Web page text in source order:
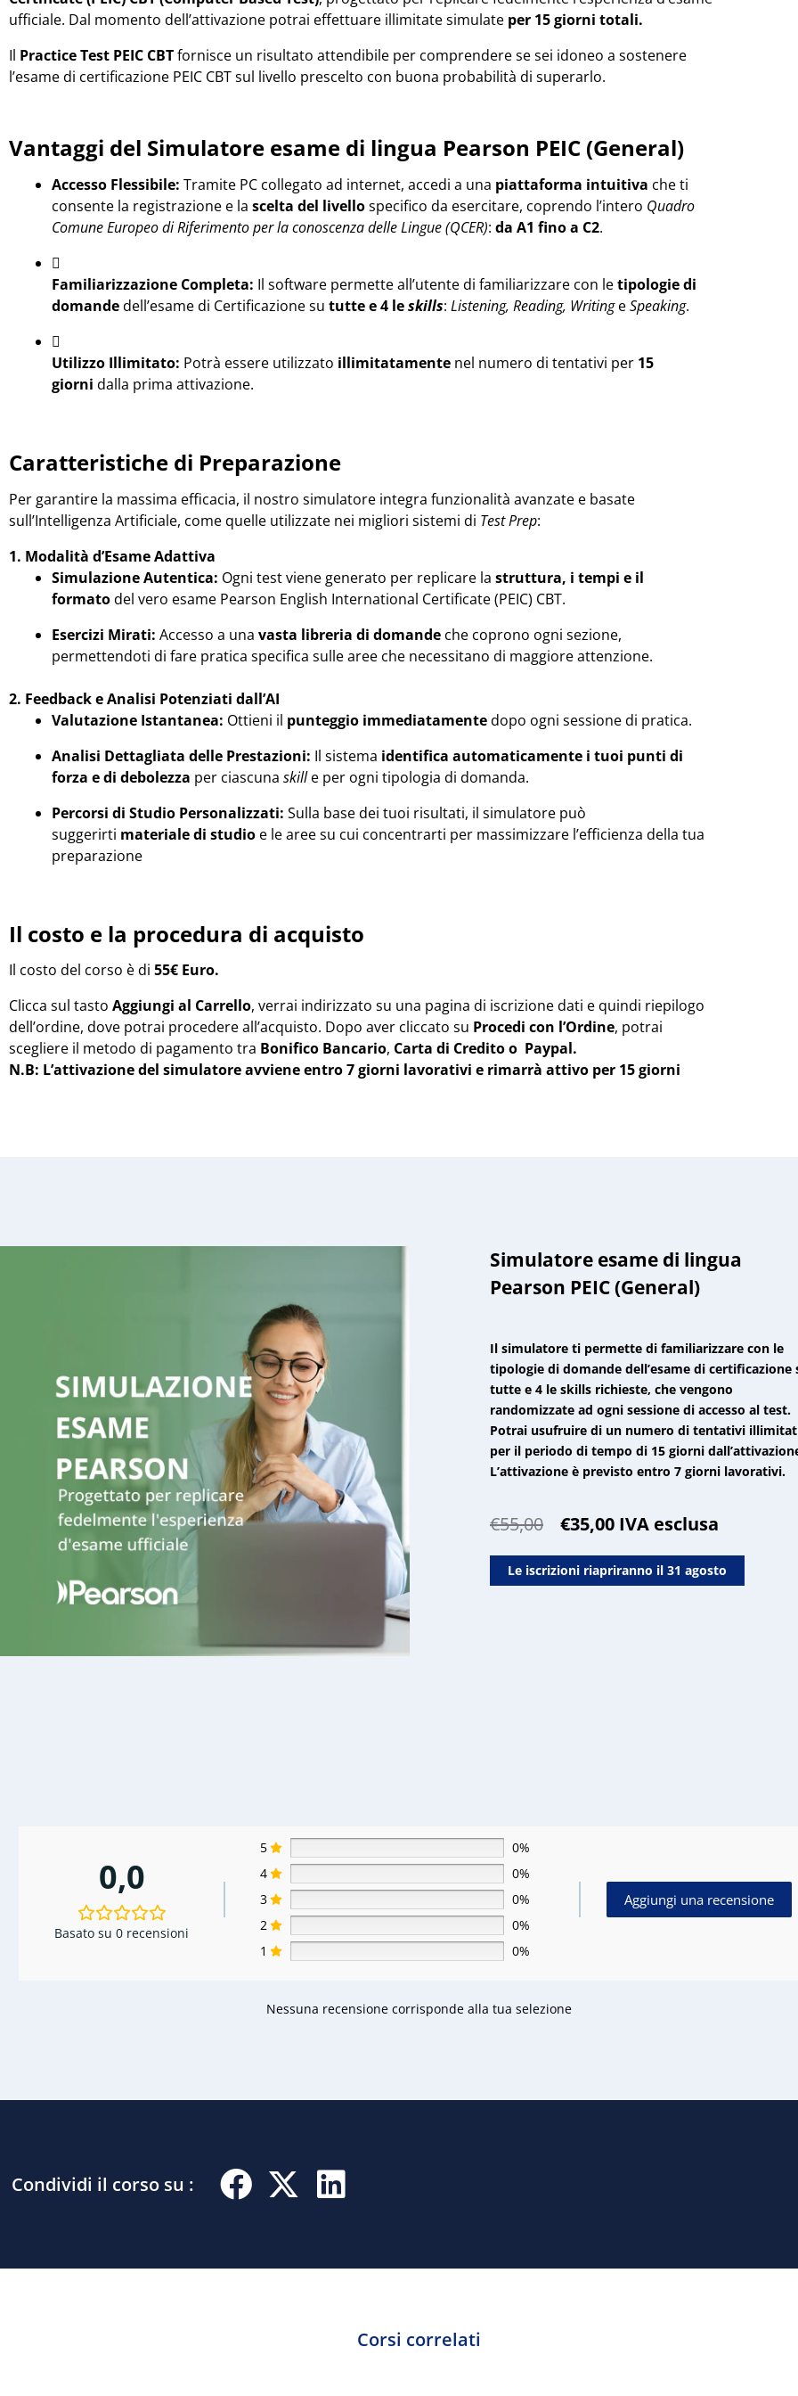
ufficiale. Dal momento dell’attivazione potrai effettuare illimitate simulate per 15 giorni totali.
Il Practice Test PEIC CBTfornisce un risultato attendibile per comprendere se sei idoneo a sostenere
l’esame di certificazione PEIC CBT sul livello prescelto con buona probabilità di superarlo.
Vantaggi del Simulatore esame di lingua Pearson PEIC (General)
Accesso Flessibile: Tramite PC collegato ad internet, accedi a una piattaforma intuitiva che ti
consente la registrazione e la scelta del livellospecifico da esercitare, coprendo l’intero Quadro
Comune Europeo di Riferimento per la conoscenza delle Lingue (QCER): da A1 fino a C2.
Familiarizzazione Completa: Il software permette all’utente di familiarizzare con letipologie di
domandedell’esame di Certificazione su tutte e 4 leskills: Listening, Reading, WritingeSpeaking.
Utilizzo Illimitato: Potrà essere utilizzato illimitatamente nel numero di tentativi per 15
giorni dalla prima attivazione.
Caratteristiche di Preparazione
Per garantire la massima efficacia, il nostro simulatore integra funzionalità avanzate e basate
sull’Intelligenza Artificiale, come quelle utilizzate nei migliori sistemi di Test Prep:
1. Modalità d’Esame Adattiva
Simulazione Autentica: Ogni test viene generato per replicare la struttura, i tempi e il
formatodel vero esame Pearson English International Certificate (PEIC) CBT.
Esercizi Mirati: Accesso a una vasta libreria di domande che coprono ogni sezione,
permettendoti di fare pratica specifica sulle aree che necessitano di maggiore attenzione.
2. Feedback e Analisi Potenziati dall’AI
Valutazione Istantanea: Ottieni il punteggio immediatamentedopo ogni sessione di pratica.
Analisi Dettagliata delle Prestazioni: Il sistema identifica automaticamente i tuoi punti di
forza e di debolezza per ciascuna skille per ogni tipologia di domanda.
Percorsi di Studio Personalizzati: Sulla base dei tuoi risultati, il simulatore può
suggerirti materiale di studio e le aree su cui concentrarti per massimizzare l’efficienza della tua
preparazione
Il costo e la procedura di acquisto
Il costo del corso è di 55€ Euro.
Clicca sul tasto Aggiungi al Carrello, verrai indirizzato su una pagina di iscrizione dati e quindi riepilogo
dell’ordine, dove potrai procedere all’acquisto. Dopo aver cliccato su Procedi con l’Ordine, potrai
scegliere il metodo di pagamento tra Bonifico Bancario, Carta di Credito o Paypal.
N.B: L’attivazione del simulatore avviene entro 7 giorni lavorativi e rimarrà attivo per 15 giorni
Simulatore esame di lingua
Pearson PEIC (General)
Il simulatore ti permette di familiarizzare con le
tipologie di domande dell’esame di certificazione
tutte e 4 le skills richieste, che vengono
randomizzate ad ogni sessione di accesso al test.
Potrai usufruire di un numero di tentativi
per il periodo di tempo di 15 giorni
L’attivazione è previsto entro 7 giorni lavorativi.
€55,00
Il
originale
era:
€35,00Il
attuale
è:
IVA esclusa
Le iscrizioni riapriranno il 31 agosto
0,0
Basato su 0 recensioni
5
0%
4
0%
3
0%
2
0%
1
0%
Aggiungi una recensione
Nessuna recensione corrisponde alla tua selezione
Condividi il corso su :
Corsi correlati